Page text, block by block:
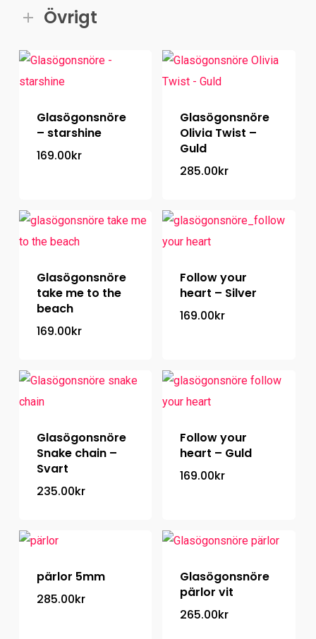
Övrigt
Glasögonsnöre
– starshine
169.00kr
Glasögonsnöre
Olivia Twist –
Guld
285.00kr
Glasögonsnöre
take me to the
beach
169.00kr
Follow your
heart – Silver
169.00kr
Glasögonsnöre
Snake chain –
Svart
235.00kr
Follow your
heart – Guld
169.00kr
pärlor 5mm
285.00kr
Glasögonsnöre
pärlor vit
265.00kr